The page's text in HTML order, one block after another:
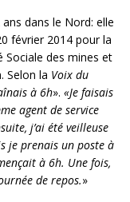
dans le Nord: elle
février 2014 pour la
Sociale des mines et
Selon la Voix du
à 6h». «Je faisais
agent de service
j’ai été veilleuse
je prenais un poste à
à 6h. Une fois,
de repos.»